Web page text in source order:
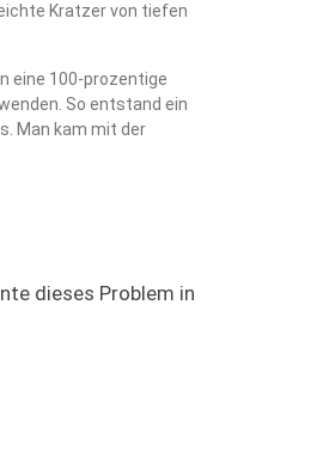
Kratzer von tiefen
eine 100-prozentige
So entstand ein
Man kam mit der
dieses Problem in